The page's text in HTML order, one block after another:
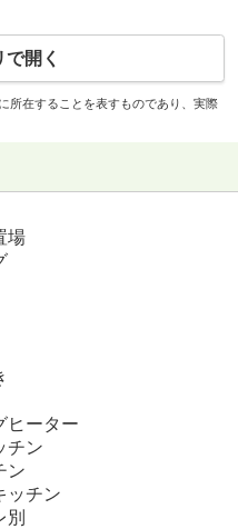
開く
所在することを表すものであり、実際
場
ヒーター
チン
ン
ッチン
別